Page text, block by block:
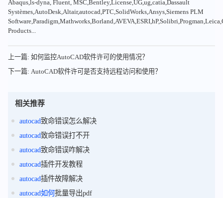
Abaqus,ls-dyna, Fluent, MSC,Bentley,License,UG,ug,catia,Dassault
Systèmes,AutoDesk,Altair,autocad,PTC,SolidWorks,Ansys,Siemens PLM
Products...
上一篇: 如何监控AutoCAD软件许可的使用情况？
下一篇: AutoCAD软件许可是否支持远程访问和使用？
相关推荐
autocad致命错误怎么解决
autocad致命错误打不开
autocad致命错误咋解决
autocad插件开发教程
autocad插件故障解决
autocad如何批量导出pdf